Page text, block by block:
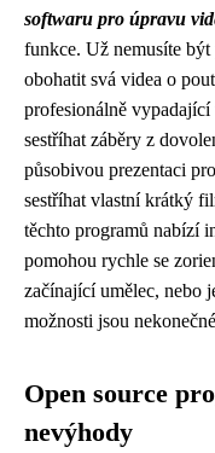
softwaru pro úpravu
funkce. Už nemusíte
obohatit svá videa o
profesionálně vypadající
sestříhat záběry z
působivou prezentaci
sestříhat vlastní krátký
těchto programů nabízí
pomohou rychle se
začínající umělec, nebo
možnosti jsou
Open source
nevýhody